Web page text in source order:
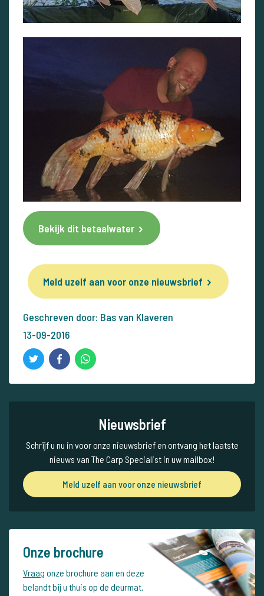
Bekijk dit betaalwater
Meld uzelf aan voor onze nieuwsbrief
Geschreven door: Bas van Klaveren
13-09-2016
Nieuwsbrief
Schrijf u nu in voor onze nieuwsbrief en ontvang het laatste
nieuws van The Carp Specialist in uw mailbox!
Meld uzelf aan voor onze nieuwsbrief
Onze brochure
Vraag onze brochure aan en deze
belandt bij u thuis op de deurmat.